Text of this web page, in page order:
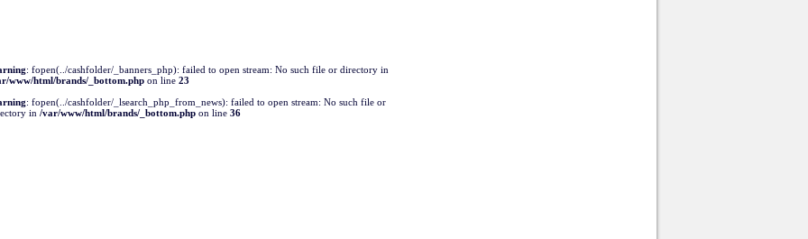
: fopen(../cashfolder/_banners_php): failed to open stream: No such file or directory in
www/html/brands/_bottom.php on line 23
: fopen(../cashfolder/_lsearch_php_from_news): failed to open stream: No such file or
in /var/www/html/brands/_bottom.php on line 36